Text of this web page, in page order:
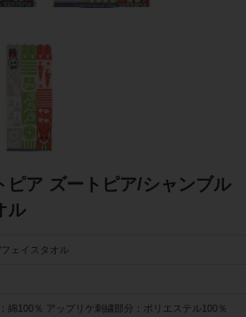
ピア ズートピア/シャンブル
ル
フェイスタオル
綿100％ アップリケ刺繍部分：ポリエステル100％